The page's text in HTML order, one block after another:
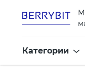
Категории